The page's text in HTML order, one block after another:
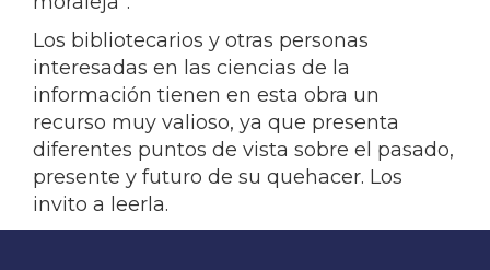
Los bibliotecarios y otras personas
interesadas en las ciencias de la
información tienen en esta obra un
recurso muy valioso, ya que presenta
diferentes puntos de vista sobre el pasado,
presente y futuro de su quehacer. Los
invito a leerla.